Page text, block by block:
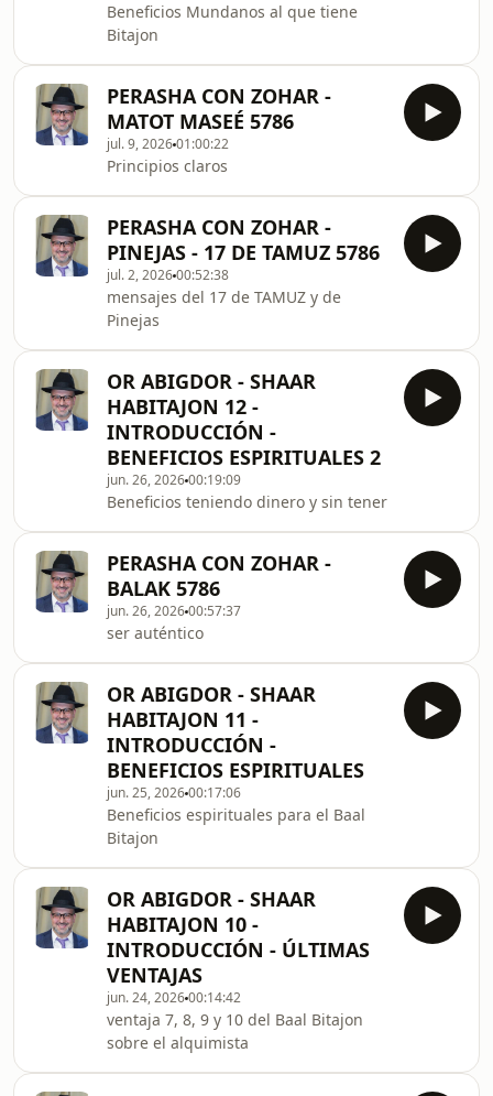
Beneficios Mundanos al que tiene
Bitajon
PERASHA CON ZOHAR -
MATOT MASEÉ 5786
jul. 9, 202601:00:22
Principios claros
PERASHA CON ZOHAR -
PINEJAS - 17 DE TAMUZ 5786
jul. 2, 202600:52:38
mensajes del 17 de TAMUZ y de
Pinejas
OR ABIGDOR - SHAAR
HABITAJON 12 -
INTRODUCCIÓN -
BENEFICIOS ESPIRITUALES 2
jun. 26, 202600:19:09
Beneficios teniendo dinero y sin tener
PERASHA CON ZOHAR -
BALAK 5786
jun. 26, 202600:57:37
ser auténtico
OR ABIGDOR - SHAAR
HABITAJON 11 -
INTRODUCCIÓN -
BENEFICIOS ESPIRITUALES
jun. 25, 202600:17:06
Beneficios espirituales para el Baal
Bitajon
OR ABIGDOR - SHAAR
HABITAJON 10 -
INTRODUCCIÓN - ÚLTIMAS
VENTAJAS
jun. 24, 202600:14:42
ventaja 7, 8, 9 y 10 del Baal Bitajon
sobre el alquimista